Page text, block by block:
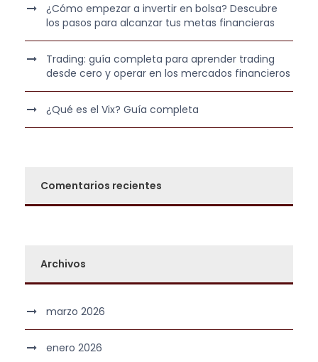
¿Cómo empezar a invertir en bolsa? Descubre
los pasos para alcanzar tus metas financieras
Trading: guía completa para aprender trading
desde cero y operar en los mercados financieros
¿Qué es el Vix? Guía completa
Comentarios recientes
Archivos
marzo 2026
enero 2026